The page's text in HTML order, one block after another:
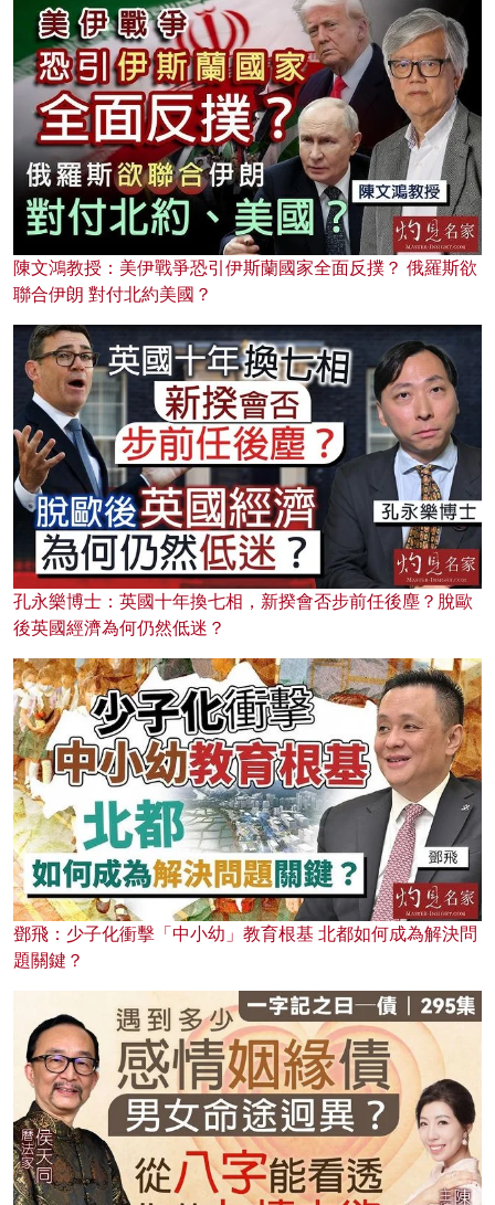
陳文鴻教授：美伊戰爭恐引伊斯蘭國家全面反撲？ 俄羅斯欲
聯合伊朗 對付北約美國？
孔永樂博士：英國十年換七相，新揆會否步前任後塵？脫歐
後英國經濟為何仍然低迷？
鄧飛：少子化衝擊「中小幼」教育根基 北都如何成為解決問
題關鍵？